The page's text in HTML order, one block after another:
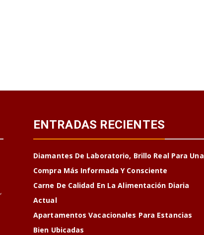
,
ENTRADAS RECIENTES
Diamantes De Laboratorio, Brillo Real Para Una
Compra Más Informada Y Consciente
Carne De Calidad En La Alimentación Diaria
Actual
Apartamentos Vacacionales Para Estancias
Bien Ubicadas